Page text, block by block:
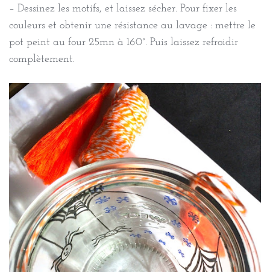
– Dessinez les motifs, et laissez sécher. Pour fixer les
couleurs et obtenir une résistance au lavage : mettre le
pot peint au four 25mn à 160°. Puis laissez refroidir
complètement.